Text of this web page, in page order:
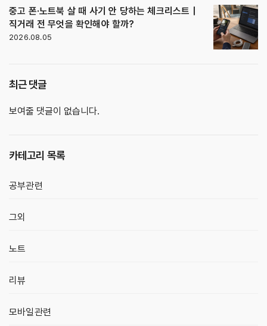
중고 폰·노트북 살 때 사기 안 당하는 체크리스트｜
직거래 전 무엇을 확인해야 할까?
2026.08.05
최근 댓글
보여줄 댓글이 없습니다.
카테고리 목록
공부관련
그외
노트
리뷰
모바일관련